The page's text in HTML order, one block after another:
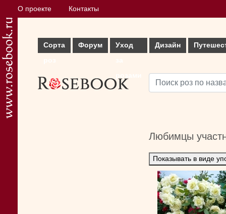
О проекте Контакты
Сорта
Форум
Уход
Дизайн
Любимцы
Показывать в виде